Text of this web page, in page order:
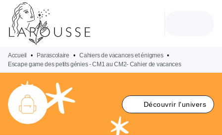
MENU
PIED DE PAGE
Accueil • Parascolaire • Cahiers de vacances et énigmes •
Escape game des petits génies - CM1 au CM2- Cahier de vacances
Découvrir l'univers